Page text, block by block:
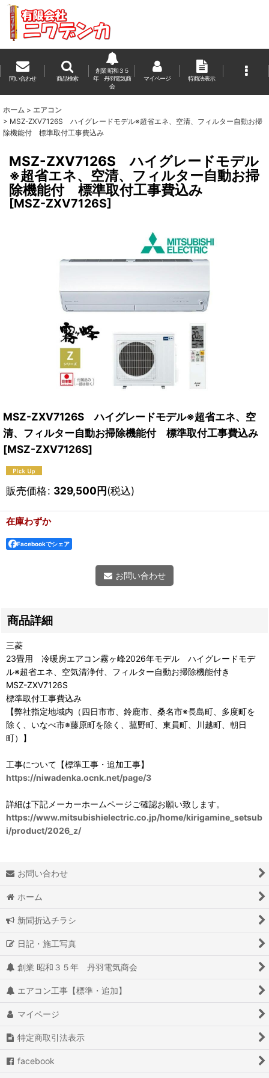
問い合わせ 商品検索
創業 昭和３５
年 丹羽電気商
会
マイページ 特商法表示
ホーム > エアコン
> MSZ-ZXV7126S ハイグレードモデル※超省エネ、空清、フィルター自動お掃
除機能付 標準取付工事費込み
MSZ-ZXV7126S ハイグレードモデル
※超省エネ、空清、フィルター自動お掃
除機能付 標準取付工事費込み
[MSZ-ZXV7126S]
MSZ-ZXV7126S ハイグレードモデル※超省エネ、空
清、フィルター自動お掃除機能付 標準取付工事費込み
[MSZ-ZXV7126S]
販売価格: 329,500円(税込)
在庫わずか
Facebookでシェア
お問い合わせ
商品詳細
三菱
23畳用 冷暖房エアコン霧ヶ峰2026年モデル ハイグレードモデ
ル※超省エネ、空気清浄付、フィルター自動お掃除機能付き
MSZ-ZXV7126S
標準取付工事費込み
【弊社指定地域内（四日市市、鈴鹿市、桑名市※長島町、多度町を
除く、いなべ市※藤原町を除く、菰野町、東員町、川越町、朝日
町）】
工事について【標準工事・追加工事】
https://niwadenka.ocnk.net/page/3
詳細は下記メーカーホームページご確認お願い致します。
https://www.mitsubishielectric.co.jp/home/kirigamine_setsub
i/product/2026_z/
お問い合わせ
ホーム
新聞折込チラシ
日記・施工写真
創業 昭和３５年 丹羽電気商会
エアコン工事【標準・追加】
マイページ
特定商取引法表示
facebook